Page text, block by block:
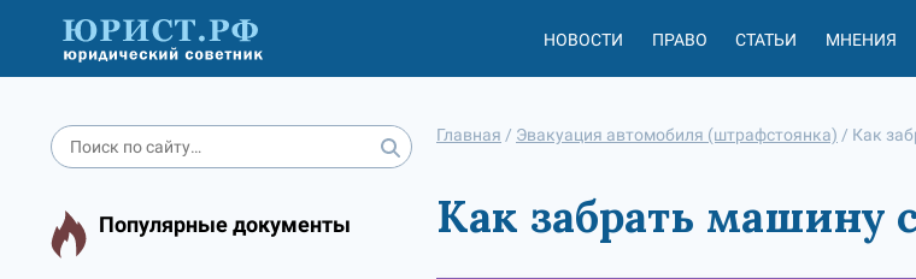
НОВОСТИ ПРАВО СТАТЬИ МНЕНИЯ
Популярные документы
Главная / Эвакуация автомобиля (штрафстоянка) / Как
Как забрать машину